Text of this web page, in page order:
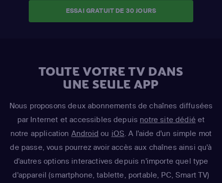
ESSAI GRATUIT DE 30 JOURS
TOUTE VOTRE TV DANS
UNE SEULE APP
Nous proposons deux abonnements de chaînes diffusées
par Internet et accessibles depuis notre site dédié et
notre application Android ou iOS . A l'aide d'un simple mot
de passe, vous pourrez avoir accès aux chaînes ainsi qu'à
d'autres options interactives depuis n'importe quel type
d'appareil (smartphone, tablette, portable, PC, Smart TV)